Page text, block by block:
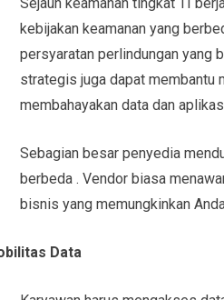
kebijakan keamanan yang
persyaratan perlindungan yang
strategis juga dapat membantu
membahayakan data dan
Sebagian besar penyedia
berbeda . Vendor biasa
bisnis yang memungkinkan
Data